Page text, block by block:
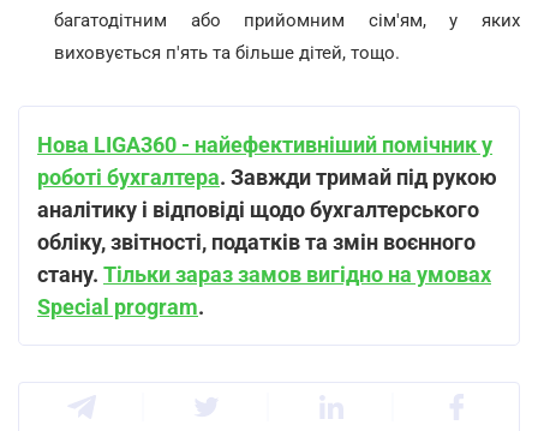
багатодітним або прийомним сім'ям, у яких
виховується п'ять та більше дітей, тощо.
Нова LIGA360 - найефективніший помічник у
роботі бухгалтера. Завжди тримай під рукою
аналітику і відповіді щодо бухгалтерського
обліку, звітності, податків та змін воєнного
стану. Тільки зараз замов вигідно на умовах
Special program.